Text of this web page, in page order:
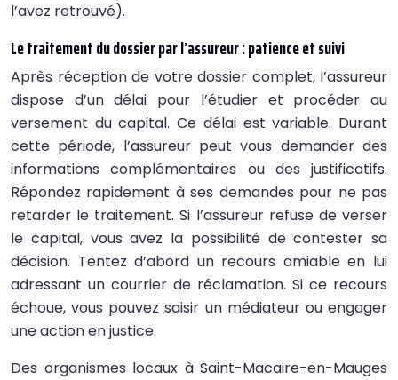
l’avez retrouvé).
Le traitement du dossier par l’assureur : patience et suivi
Après réception de votre dossier complet, l’assureur
dispose d’un délai pour l’étudier et procéder au
versement du capital. Ce délai est variable. Durant
cette période, l’assureur peut vous demander des
informations complémentaires ou des justificatifs.
Répondez rapidement à ses demandes pour ne pas
retarder le traitement. Si l’assureur refuse de verser
le capital, vous avez la possibilité de contester sa
décision. Tentez d’abord un recours amiable en lui
adressant un courrier de réclamation. Si ce recours
échoue, vous pouvez saisir un médiateur ou engager
une action en justice.
Des organismes locaux à Saint-Macaire-en-Mauges